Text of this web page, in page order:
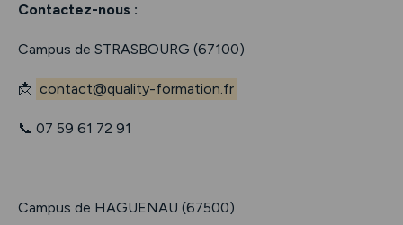
Contactez-nous :
Campus de STRASBOURG (67100)
📩 contact@quality-formation.fr
📞 07 59 61 72 91
Campus de HAGUENAU (67500)